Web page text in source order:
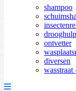
shampoo
ontvetter
diversen